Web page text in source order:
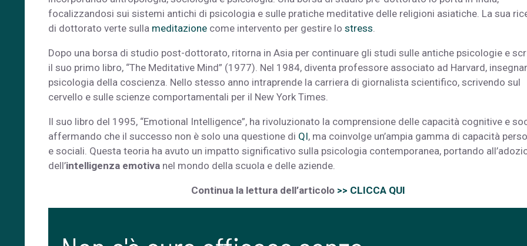
focalizzandosi sui sistemi antichi di psicologia e sulle pratiche meditative delle religioni asiatiche. La sua
di dottorato verte sulla meditazione come intervento per gestire lo stress.
Dopo una borsa di studio post-dottorato, ritorna in Asia per continuare gli studi sulle antiche psicologie e
il suo primo libro, “The Meditative Mind” (1977). Nel 1984, diventa professore associato ad Harvard,
psicologia della coscienza. Nello stesso anno intraprende la carriera di giornalista scientifico, scrivendo sul
cervello e sulle scienze comportamentali per il New York Times.
Il suo libro del 1995, “Emotional Intelligence”, ha rivoluzionato la comprensione delle capacità cognitive e
affermando che il successo non è solo una questione di QI, ma coinvolge un’ampia gamma di capacità
e sociali. Questa teoria ha avuto un impatto significativo sulla psicologia contemporanea, portando
dell’intelligenza emotiva nel mondo della scuola e delle aziende.
Continua la lettura dell’articolo >> CLICCA QUI